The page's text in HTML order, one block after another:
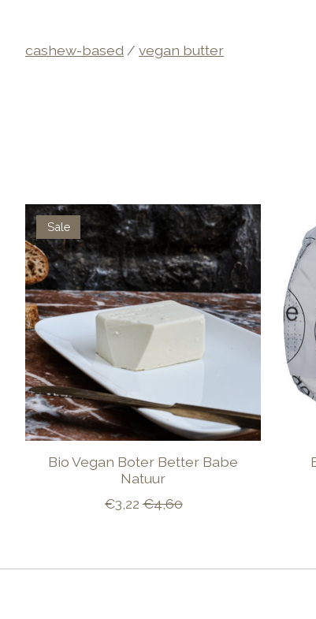
cashew-based / vegan butter
Items van productcarrousel
Sale
Bio Vegan Boter Better Babe
Natuur
€3,22 €4,60